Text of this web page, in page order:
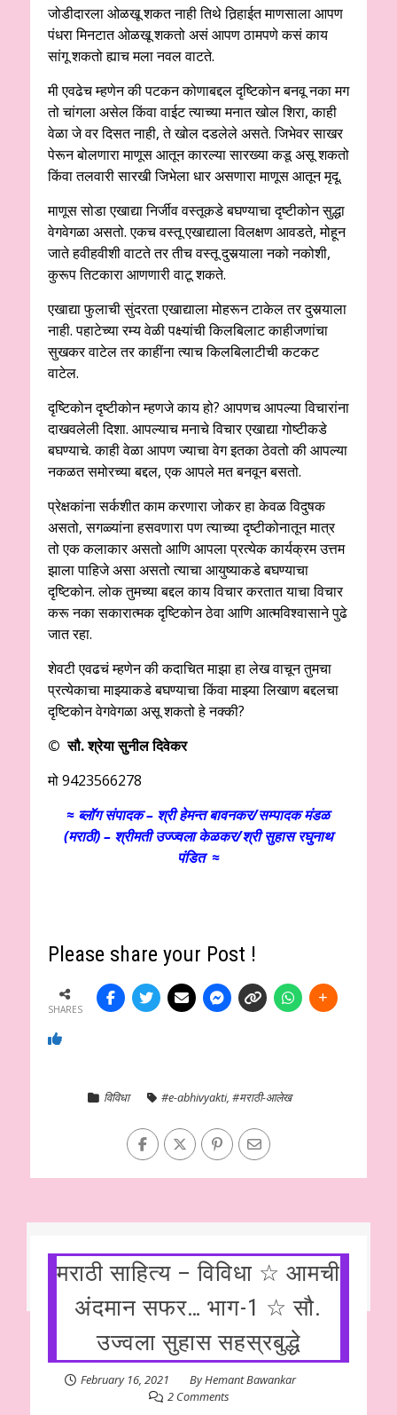
जोडीदारला ओळखू शकत नाही तिथे तिर्‍हाईत माणसाला आपण
पंधरा मिनटात ओळखू शकतो असं आपण ठामपणे कसं काय
सांगू शकतो ह्याच मला नवल वाटते.
मी एवढेच म्हणेन की पटकन कोणाबद्दल दृष्टिकोन बनवू नका मग
तो चांगला असेल किंवा वाईट त्याच्या मनात खोल शिरा, काही
वेळा जे वर दिसत नाही, ते खोल दडलेले असते. जिभेवर साखर
पेरून बोलणारा माणूस आतून कारल्या सारख्या कडू असू शकतो
किंवा तलवारी सारखी जिभेला धार असणारा माणूस आतून मृदू.
माणूस सोडा एखाद्या निर्जीव वस्तूकडे बघण्याचा दृष्टीकोन सुद्धा
वेगवेगळा असतो. एकच वस्तू एखाद्याला विलक्षण आवडते, मोहून
जाते हवीहवीशी वाटते तर तीच वस्तू दुसर्‍याला नको नकोशी,
कुरूप तिटकारा आणणारी वाटू शकते.
एखाद्या फुलाची सुंदरता एखाद्याला मोहरून टाकेल तर दुसर्‍याला
नाही. पहाटेच्या रम्य वेळी पक्ष्यांची किलबिलाट काहीजणांचा
सुखकर वाटेल तर काहींना त्याच किलबिलाटीची कटकट
वाटेल.
दृष्टिकोन दृष्टीकोन म्हणजे काय हो? आपणच आपल्या विचारांना
दाखवलेली दिशा. आपल्याच मनाचे विचार एखाद्या गोष्टीकडे
बघण्याचे. काही वेळा आपण ज्याचा वेग इतका ठेवतो की आपल्या
नकळत समोरच्या बद्दल, एक आपले मत बनवून बसतो.
प्रेक्षकांना सर्कशीत काम करणारा जोकर हा केवळ विदुषक
असतो, सगळ्यांना हसवणारा पण त्याच्या दृष्टीकोनातून मात्र
तो एक कलाकार असतो आणि आपला प्रत्येक कार्यक्रम उत्तम
झाला पाहिजे असा असतो त्याचा आयुष्याकडे बघण्याचा
दृष्टिकोन. लोक तुमच्या बद्दल काय विचार करतात याचा विचार
करू नका सकारात्मक दृष्टिकोन ठेवा आणि आत्मविश्वासाने पुढे
जात रहा.
शेवटी एवढचं म्हणेन की कदाचित माझा हा लेख वाचून तुमचा
प्रत्येकाचा माझ्याकडे बघण्याचा किंवा माझ्या लिखाण बद्दलचा
दृष्टिकोन वेगवेगळा असू शकतो हे नक्की?
© सौ. श्रेया सुनील दिवेकर
मो 9423566278
≈ ब्लॉग संपादक – श्री हेमन्त बावनकर/सम्पादक मंडळ
(मराठी) – श्रीमती उज्ज्वला केळकर/श्री सुहास रघुनाथ
पंडित ≈
Please share your Post !
SHARES
विविधा #e-abhivyakti, #मराठी-आलेख
मराठी साहित्य – विविधा ☆ आमची‌
अंदमान सफर… भाग-1 ☆ सौ.
उज्वला सुहास सहस्रबुद्धे
February 16, 2021 ByHemant Bawankar
2 Comments